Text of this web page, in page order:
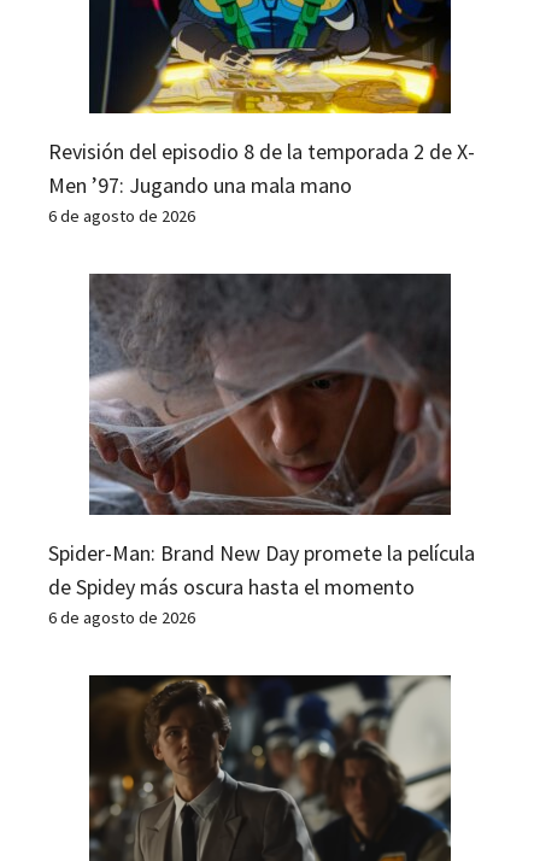
Revisión del episodio 8 de la temporada 2 de X-
Men ’97: Jugando una mala mano
6 de agosto de 2026
Spider-Man: Brand New Day promete la película
de Spidey más oscura hasta el momento
6 de agosto de 2026